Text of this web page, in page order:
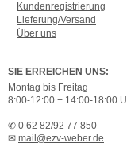
Kundenregistrierung
Lieferung/Versand
Über uns
SIE ERREICHEN UNS:
Montag bis Freitag
8:00-12:00 + 14:00-18:00
✆ 0 62 82/92 77 850
✉ mail@ezv-weber.de